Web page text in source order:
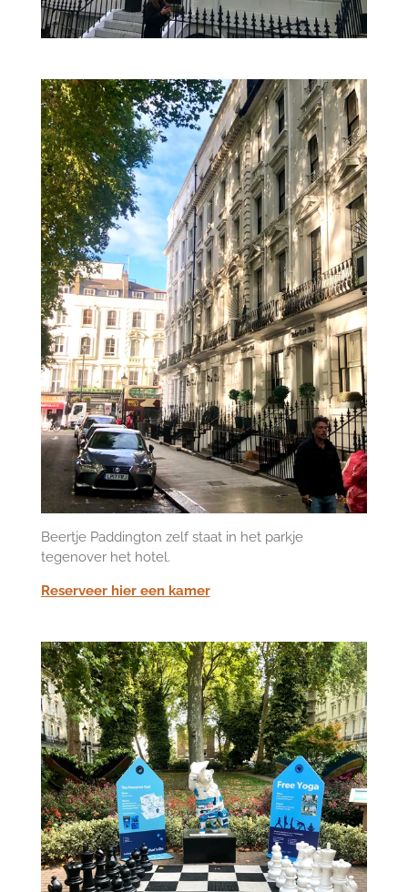
Beertje Paddington zelf staat in het parkje
tegenover het hotel.
Reserveer hier een kamer